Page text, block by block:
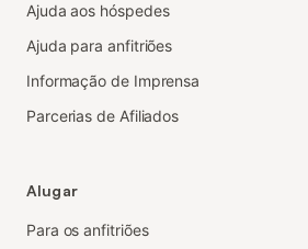
Ajuda aos hóspedes
Ajuda para anfitriões
Informação de Imprensa
Parcerias de Afiliados
Alugar
Para os anfitriões